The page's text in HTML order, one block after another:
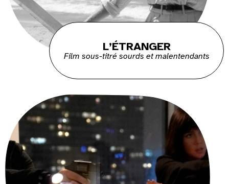
L’ÉTRANGER
Film sous-titré sourds et malentendants